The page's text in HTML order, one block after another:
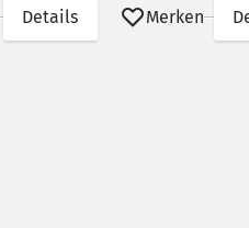
Details Merken